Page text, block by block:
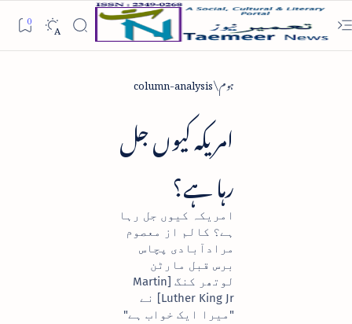
ہوم column-analysis
امریکہ کیوں جل
رہا ہے؟
امریکہ کیوں جل رہا
ہے؟ کالم از معصوم
مرادآبادی پچاس
برس قبل مارٹن
لوتھر کنگ [Martin
Luther King Jr] نے
"میرا ایک خواب ہے"